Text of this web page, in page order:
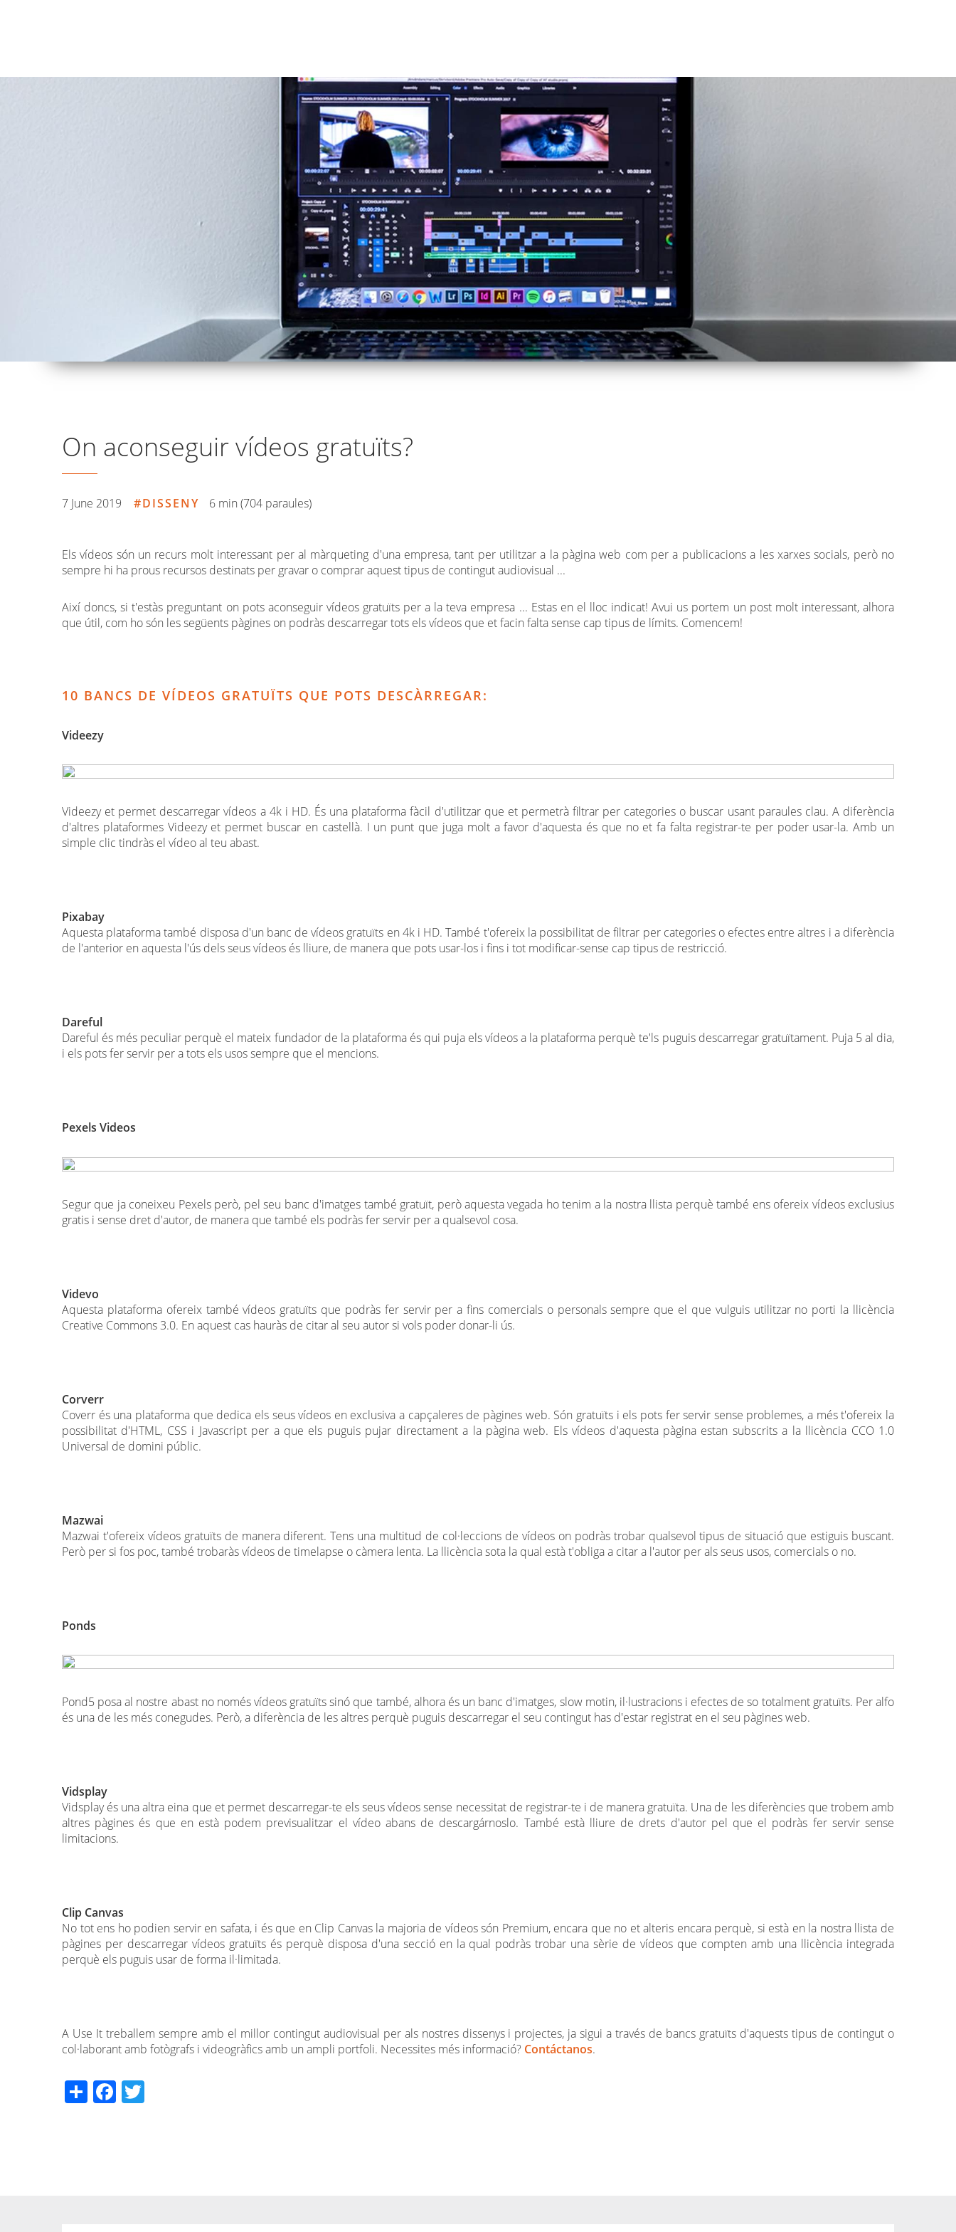
On aconseguir vídeos gratuïts?
7 June 2019 DISSENY 6 min (704 paraules)
Els vídeos són un recurs molt interessant per al màrqueting d'una empresa, tant per utilitzar a la pàgina web com per a publicacions a les xarxes socials, però no
sempre hi ha prous recursos destinats per gravar o comprar aquest tipus de contingut audiovisual ...
Així doncs, si t'estàs preguntant on pots aconseguir vídeos gratuïts per a la teva empresa ... Estas en el lloc indicat! Avui us portem un post molt interessant, alhora
que útil, com ho són les següents pàgines on podràs descarregar tots els vídeos que et facin falta sense cap tipus de límits. Comencem!
10 BANCS DE VÍDEOS GRATUÏTS QUE POTS DESCÀRREGAR:
Videezy
Videezy et permet descarregar vídeos a 4k i HD. És una plataforma fàcil d'utilitzar que et permetrà filtrar per categories o buscar usant paraules clau. A diferència
d'altres plataformes Videezy et permet buscar en castellà. I un punt que juga molt a favor d'aquesta és que no et fa falta registrar-te per poder usar-la. Amb un
simple clic tindràs el vídeo al teu abast.
Pixabay
Aquesta plataforma també disposa d'un banc de vídeos gratuïts en 4k i HD. També t'ofereix la possibilitat de filtrar per categories o efectes entre altres i a diferència
de l'anterior en aquesta l'ús dels seus vídeos és lliure, de manera que pots usar-los i fins i tot modificar-sense cap tipus de restricció.
Dareful
Dareful és més peculiar perquè el mateix fundador de la plataforma és qui puja els vídeos a la plataforma perquè te'ls puguis descarregar gratuïtament. Puja 5 al dia,
i els pots fer servir per a tots els usos sempre que el mencions.
Pexels Videos
Segur que ja coneixeu Pexels però, pel seu banc d'imatges també gratuït, però aquesta vegada ho tenim a la nostra llista perquè també ens ofereix vídeos exclusius
gratis i sense dret d'autor, de manera que també els podràs fer servir per a qualsevol cosa.
Videvo
Aquesta plataforma ofereix també vídeos gratuïts que podràs fer servir per a fins comercials o personals sempre que el que vulguis utilitzar no porti la llicència
Creative Commons 3.0. En aquest cas hauràs de citar al seu autor si vols poder donar-li ús.
Corverr
Coverr és una plataforma que dedica els seus vídeos en exclusiva a capçaleres de pàgines web. Són gratuïts i els pots fer servir sense problemes, a més t'ofereix la
possibilitat d'HTML, CSS i Javascript per a que els puguis pujar directament a la pàgina web. Els vídeos d'aquesta pàgina estan subscrits a la llicència CCO 1.0
Universal de domini públic.
Mazwai
Mazwai t'ofereix vídeos gratuïts de manera diferent. Tens una multitud de col·leccions de vídeos on podràs trobar qualsevol tipus de situació que estiguis buscant.
Però per si fos poc, també trobaràs vídeos de timelapse o càmera lenta. La llicència sota la qual està t'obliga a citar a l'autor per als seus usos, comercials o no.
Ponds
Pond5 posa al nostre abast no només vídeos gratuïts sinó que també, alhora és un banc d'imatges, slow motin, il·lustracions i efectes de so totalment gratuïts. Per alfo
és una de les més conegudes. Però, a diferència de les altres perquè puguis descarregar el seu contingut has d'estar registrat en el seu pàgines web.
Vidsplay
Vidsplay és una altra eina que et permet descarregar-te els seus vídeos sense necessitat de registrar-te i de manera gratuïta. Una de les diferències que trobem amb
altres pàgines és que en està podem previsualitzar el vídeo abans de descargárnoslo. També està lliure de drets d'autor pel que el podràs fer servir sense
limitacions.
Clip Canvas
No tot ens ho podien servir en safata, i és que en Clip Canvas la majoria de vídeos són Premium, encara que no et alteris encara perquè, si està en la nostra llista de
pàgines per descarregar vídeos gratuïts és perquè disposa d'una secció en la qual podràs trobar una sèrie de vídeos que compten amb una llicència integrada
perquè els puguis usar de forma il·limitada.
A Use It treballem sempre amb el millor contingut audiovisual per als nostres dissenys i projectes, ja sigui a través de bancs gratuïts d'aquests tipus de contingut o
col·laborant amb fotògrafs i videogràfics amb un ampli portfoli. Necessites més informació? Contáctanos.
ShareFacebook